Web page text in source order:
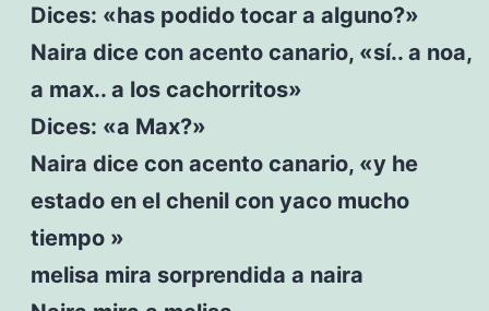
Dices: «has podido tocar a alguno?»
Naira dice con acento canario, «sí.. a noa,
a max.. a los cachorritos»
Dices: «a Max?»
Naira dice con acento canario, «y he
estado en el chenil con yaco mucho
tiempo »
melisa mira sorprendida a naira